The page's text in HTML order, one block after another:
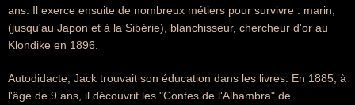
ans. Il exerce ensuite de nombreux métiers pour survivre : marin,
(jusqu'au Japon et à la Sibérie), blanchisseur, chercheur d'or au
Klondike en 1896.
Autodidacte, Jack trouvait son éducation dans les livres. En 1885, à
l'âge de 9 ans, il découvrit les "Contes de l'Alhambra" de